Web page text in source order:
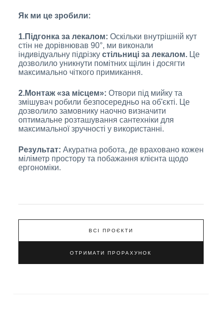
Як ми це зробили:
1.Підгонка за лекалом: Оскільки внутрішній кут
стін не дорівнював 90°, ми виконали
індивідуальну підрізкустільниці за лекалом.Це
дозволило уникнути помітних щілин і досягти
максимально чіткого примикання.
2.Монтаж «за місцем»: Отвори під мийку та
змішувач робили безпосередньо на об'єкті. Це
дозволило замовнику наочно визначити
оптимальне розташування сантехніки для
максимальної зручності у використанні.
Результат: Акуратна робота, де враховано кожен
міліметр простору та побажання клієнта щодо
ергономіки.
ВСІ ПРОЄКТИ
ОТРИМАТИ ПРОРАХУНОК